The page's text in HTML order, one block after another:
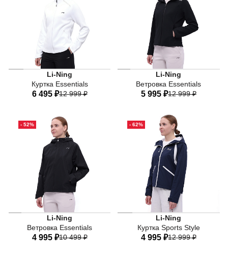
Li-Ning
Куртка Essentials
6 495 ₽12 999 ₽
40 44
50
Li-Ning
Ветровка Essentials
5 995 ₽12 999 ₽
40 44
50
- 52%
Li-Ning
Ветровка Essentials
LN WIND PROOF - Высокоплотная ветрозащитная
4 995 ₽10 499 ₽
- 62%
Li-Ning
Куртка Sports Style
4 995 ₽12 999 ₽